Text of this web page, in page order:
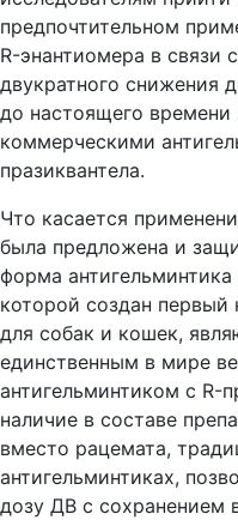
предпочтительном
R-энантиомера в
двукратного снижения
до настоящего времени
коммерческими
празиквантела.
Что касается
была предложена и
форма
которой создан
для собак и кошек,
единственным в мире
антигельминтиком с R-
наличие в составе
вместо рацемата,
антигельминтиках,
дозу ДВ с сохранением